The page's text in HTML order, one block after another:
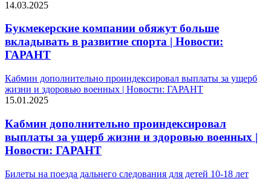
14.03.2025
Букмекерские компании обяжут больше
вкладывать в развитие спорта | Новости:
ГАРАНТ
Кабмин дополнительно проиндексировал выплаты за ущерб
жизни и здоровью военных | Новости: ГАРАНТ
15.01.2025
Кабмин дополнительно проиндексировал
выплаты за ущерб жизни и здоровью военных |
Новости: ГАРАНТ
Билеты на поезда дальнего следования для детей 10-18 лет